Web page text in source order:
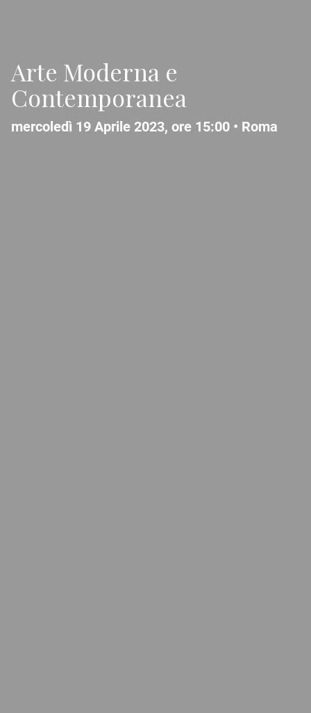
Arte Moderna e
Contemporanea
mercoledì 19 Aprile 2023, ore 15:00 • Roma